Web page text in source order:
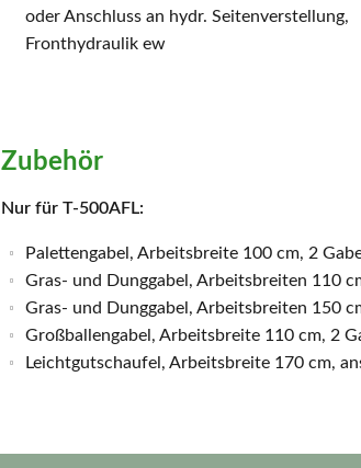
oder Anschluss an hydr. Seitenverstellung,
Fronthydraulik ew
Zubehör
Nur für T-500AFL:
Palettengabel, Arbeitsbreite 100 cm, 2
Gras- und Dunggabel, Arbeitsbreiten 110
Gras- und Dunggabel, Arbeitsbreiten 150
Großballengabel, Arbeitsbreite 110 cm, 2
Leichtgutschaufel, Arbeitsbreite 170 cm,